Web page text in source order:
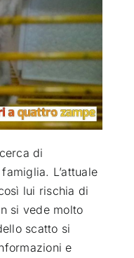
di
L’attuale
lui rischia di
si vede molto
scatto si
e